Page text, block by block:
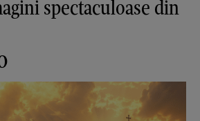
spectaculoase din